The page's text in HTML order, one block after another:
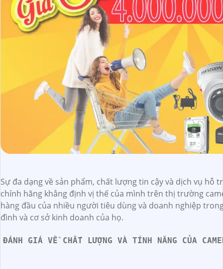
Sự đa dạng về sản phẩm, chất lượng tin cậy và dịch vụ hỗ
chính hãng khẳng định vị thế của mình trên thị trường
hàng đầu của nhiều người tiêu dùng và doanh nghiệp
đình và cơ sở kinh doanh của họ.
ĐÁNH GIÁ VỀ CHẤT LƯỢNG VÀ TÍNH NĂNG CỦA